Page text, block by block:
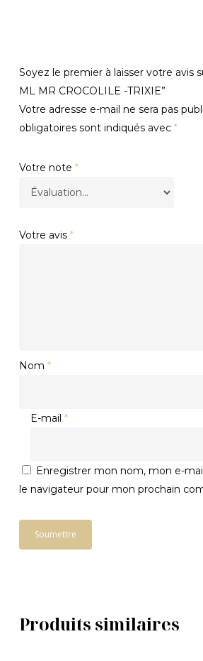
Soyez le premier à laisser votre avis
ML MR CROCOLILE -TRIXIE”
Votre adresse e-mail ne sera pas
obligatoires sont indiqués avec *
Votre note *
Votre avis *
Nom *
E-mail *
Enregistrer mon nom, mon e-
le navigateur pour mon prochain
Produits similaires